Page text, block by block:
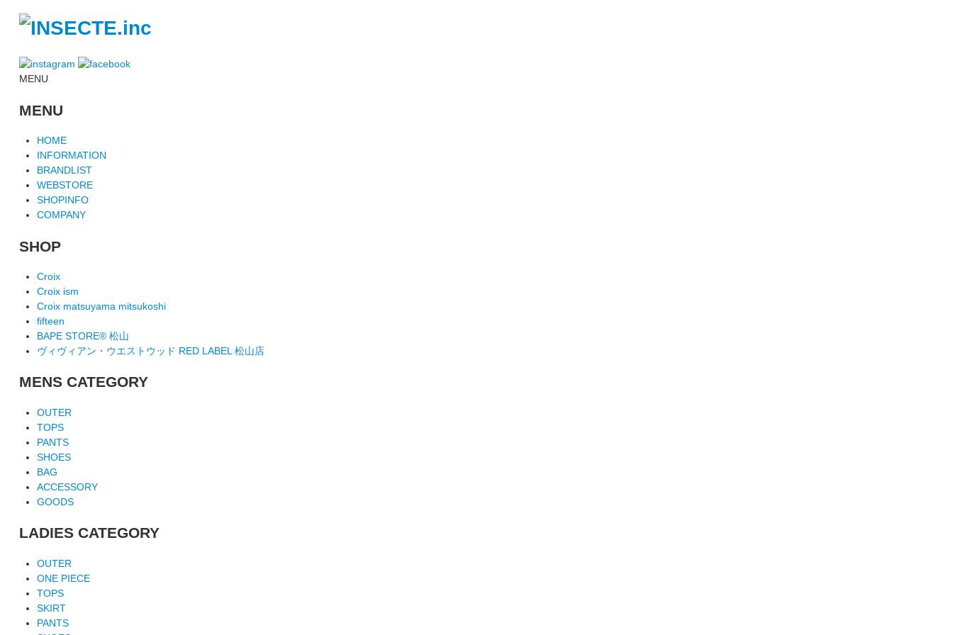
MENU
MENU
HOME
INFORMATION
BRANDLIST
WEBSTORE
SHOPINFO
COMPANY
SHOP
Croix
Croix ism
Croix matsuyama mitsukoshi
fifteen
BAPE STORE® 松山
ヴィヴィアン・ウエストウッド RED LABEL 松山店
MENS CATEGORY
OUTER
TOPS
PANTS
SHOES
BAG
ACCESSORY
GOODS
LADIES CATEGORY
OUTER
ONE PIECE
TOPS
SKIRT
PANTS